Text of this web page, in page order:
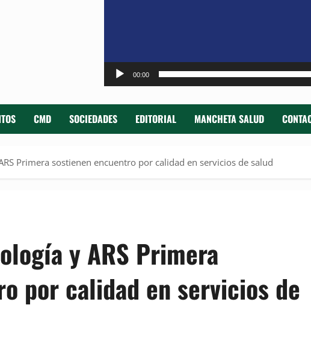
00:00
CMD SOCIEDADES EDITORIAL MANCHETA SALUD
Primera sostienen encuentro por calidad en servicios de salud
y ARS Primera
por calidad en servicios de